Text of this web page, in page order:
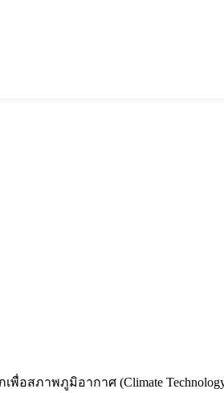
าพภูมิอากาศ (Climate Technology